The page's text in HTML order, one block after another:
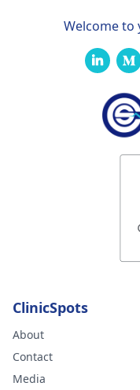
Welcome to
ClinicSpots
About
Contact
Media